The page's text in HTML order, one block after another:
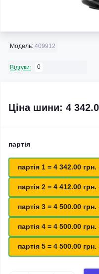
Модель: 409912
Відгуки: 0
Ціна шини: 4
партія
партія 1 = 4 342.00
партія 2 = 4 412.00
партія 3 = 4 500.00
партія 4 = 4 500.00
партія 5 = 4 500.00